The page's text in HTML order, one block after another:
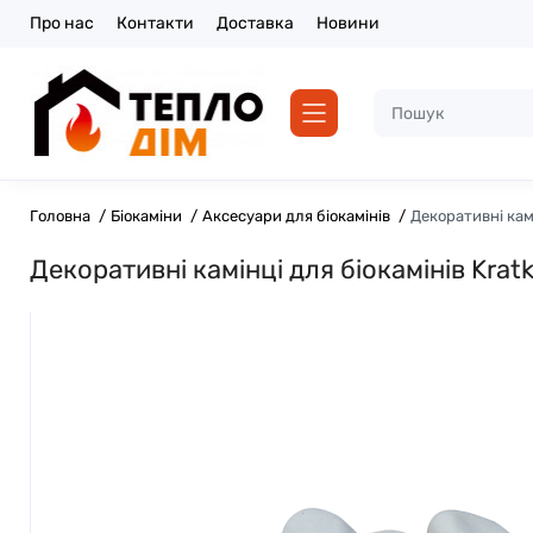
Про нас Контакти Доставка Новини
Головна Біокаміни Аксесуари для біокамінів Декоративні
Декоративні камінці для біокамінів